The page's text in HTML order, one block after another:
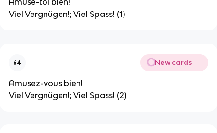
Amuse-toi bien!
Viel Vergnügen!; Viel Spass! (1)
64 New cards
Amusez-vous bien!
Viel Vergnügen!; Viel Spass! (2)